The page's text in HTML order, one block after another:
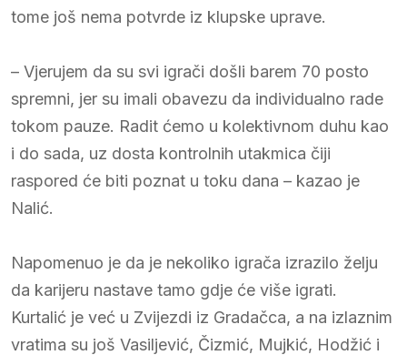
tome još nema potvrde iz klupske uprave.
– Vjerujem da su svi igrači došli barem 70 posto
spremni, jer su imali obavezu da individualno rade
tokom pauze. Radit ćemo u kolektivnom duhu kao
i do sada, uz dosta kontrolnih utakmica čiji
raspored će biti poznat u toku dana – kazao je
Nalić.
Napomenuo je da je nekoliko igrača izrazilo želju
da karijeru nastave tamo gdje će više igrati.
Kurtalić je već u Zvijezdi iz Gradačca, a na izlaznim
vratima su još Vasiljević, Čizmić, Mujkić, Hodžić i